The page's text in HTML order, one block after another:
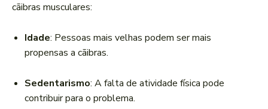
cãibras musculares:
Idade: Pessoas mais velhas podem ser mais
propensas a cãibras.
Sedentarismo: A falta de atividade física pode
contribuir para o problema.